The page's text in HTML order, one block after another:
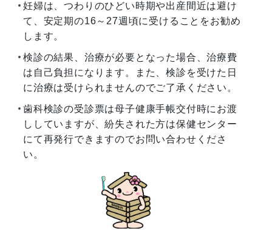
妊婦は、つわりのひどい時期や出産間近は避け
て、安定期の16～27週頃に受けることをお勧め
します。
検診の結果、治療が必要となった場合、治療費
は自己負担になります。また、検診を受けた日
に治療は受けられませんのでご了承ください。
歯科検診の受診票は母子健康手帳交付時にお渡
ししていますが、紛失された方は保健センター
にて再発行できますのでお問い合わせくださ
い。